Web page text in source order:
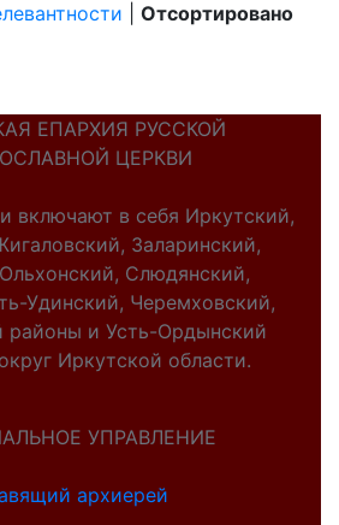
Отсортировано
ЕПАРХИЯ РУССКОЙ
ЦЕРКВИ
включают в себя Иркутский,
Заларинский,
Слюдянский,
Удинский, Черемховский,
районы и Усть-Ордынский
Иркутской области.
УПРАВЛЕНИЕ
архиерей